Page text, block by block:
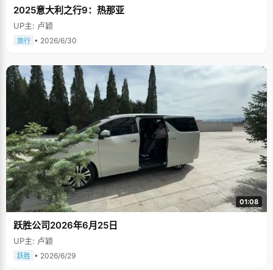
2025意大利之行9：热那亚
UP主: 卢颖
旅行 • 2026/6/30
01:08
跃胜公司2026年6月25日
UP主: 卢颖
跃胜 • 2026/6/29